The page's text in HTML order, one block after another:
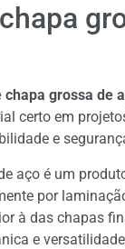
chapa grossa de
certo em
e
aço é um
por
à das chapas
e